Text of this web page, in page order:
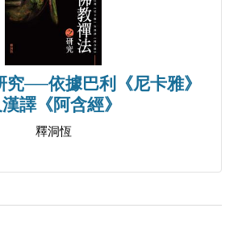
究──依據巴利《尼卡雅》
譯《阿含經》
釋洞恆